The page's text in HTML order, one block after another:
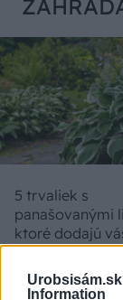
Information
5 trvaliek s
panašovanými
ktoré dodajú
záhonu
šmrnc